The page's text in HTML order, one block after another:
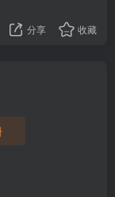
分享 收藏